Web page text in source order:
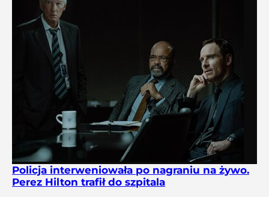
Policja interweniowała po nagraniu na żywo.
Perez Hilton trafił do szpitala